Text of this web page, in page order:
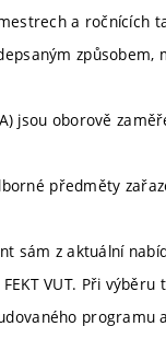
a ročnících
způsobem,
jsou oborově
předměty
sám z aktuální
VUT. Při